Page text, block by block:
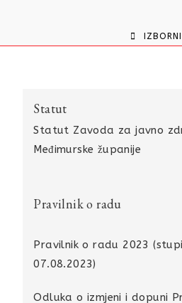
Statut
Statut Zavoda za javno
Međimurske županije
Pravilnik o radu
Pravilnik o radu 2023
07.08.2023)
Odluka o izmjeni i dopuni